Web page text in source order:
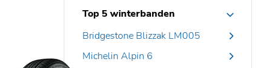
Top 5 winterbanden
Bridgestone Blizzak LM005
Michelin Alpin 6